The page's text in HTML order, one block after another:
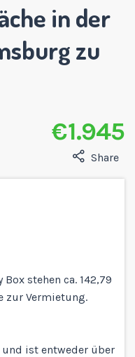
in der
zu
€ 1.945
Share
stehen ca. 142,79
zur Vermietung.
ist entweder über